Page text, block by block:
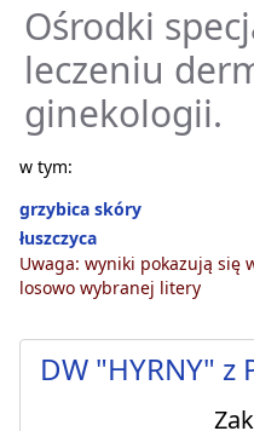
Ośrodki
leczeniu
ginekologii.
w tym:
grzybica skóry
łuszczyca
Uwaga: wyniki pokazują się
losowo wybranej litery
DW "HYRNY"